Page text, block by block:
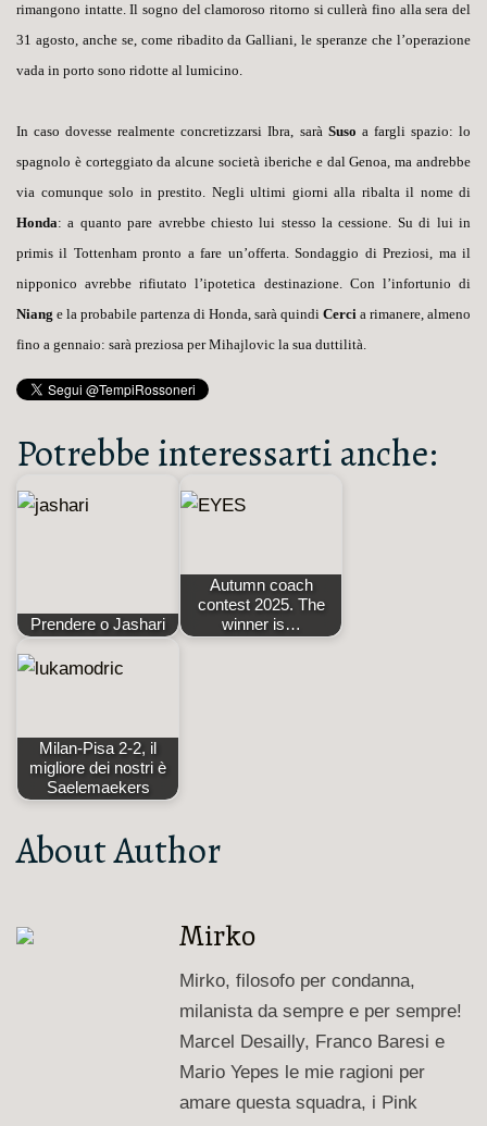
rimangono intatte. Il sogno del clamoroso ritorno si cullerà fino alla sera del
31 agosto, anche se, come ribadito da Galliani, le speranze che l’operazione
vada in porto sono ridotte al lumicino.
In caso dovesse realmente concretizzarsi Ibra, sarà Suso a fargli spazio: lo
spagnolo è corteggiato da alcune società iberiche e dal Genoa, ma andrebbe
via comunque solo in prestito. Negli ultimi giorni alla ribalta il nome di
Honda: a quanto pare avrebbe chiesto lui stesso la cessione. Su di lui in
primis il Tottenham pronto a fare un’offerta. Sondaggio di Preziosi, ma il
nipponico avrebbe rifiutato l’ipotetica destinazione. Con l’infortunio di
Niang e la probabile partenza di Honda, sarà quindi Cerci a rimanere, almeno
fino a gennaio: sarà preziosa per Mihajlovic la sua duttilità.
Potrebbe interessarti anche:
Prendere o Jashari
Autumn coach
contest 2025. The
winner is…
Milan-Pisa 2-2, il
migliore dei nostri è
Saelemaekers
About Author
Mirko
Mirko, filosofo per condanna,
milanista da sempre e per sempre!
Marcel Desailly, Franco Baresi e
Mario Yepes le mie ragioni per
amare questa squadra, i Pink